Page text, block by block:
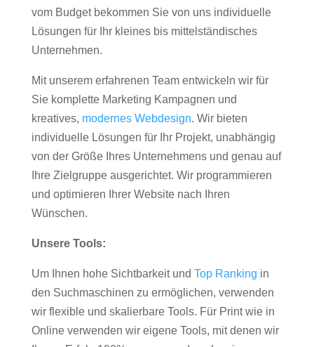
vom Budget bekommen Sie von uns individuelle
Lösungen für Ihr kleines bis mittelständisches
Unternehmen.
Mit unserem erfahrenen Team entwickeln wir für
Sie komplette Marketing Kampagnen und
kreatives, modernes Webdesign. Wir bieten
individuelle Lösungen für Ihr Projekt, unabhängig
von der Größe Ihres Unternehmens und genau auf
Ihre Zielgruppe ausgerichtet. Wir programmieren
und optimieren Ihrer Website nach Ihren
Wünschen.
Unsere Tools:
Um Ihnen hohe Sichtbarkeit und Top Ranking in
den Suchmaschinen zu ermöglichen, verwenden
wir flexible und skalierbare Tools. Für Print wie in
Online verwenden wir eigene Tools, mit denen wir